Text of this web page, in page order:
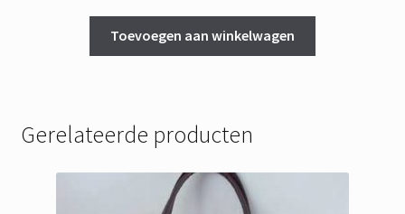
was:
€ 69,95.
is:
€ 44,95.
Toevoegen aan winkelwagen
Gerelateerde producten